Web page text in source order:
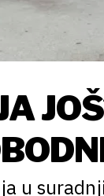
u